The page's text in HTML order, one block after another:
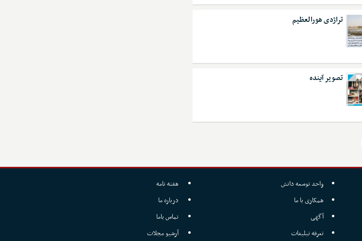
تراژدی هورالعظیم
تصویر آینده
واحد توسعه دانش
همکاری با ما
آگهی
تعرفه تبلیغات
هفته نامه
درباره ما
تماس باما
آرشیو مجلات